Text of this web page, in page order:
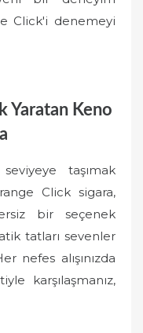
Click'i denemeyi
Yaratan Keno
taşımak
Click sigara,
bir seçenek
tatları sevenler
nefes alışınızda
karşılaşmanız,